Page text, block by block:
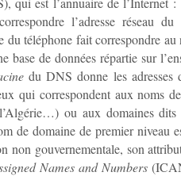
l’adresse réseau
du téléphone fait correspondre
base de données répartie sur
du DNS donne les adresses
qui correspondent aux noms
ou aux domaines dits
de domaine de premier niveau
non gouvernementale, son
Names and Numbers